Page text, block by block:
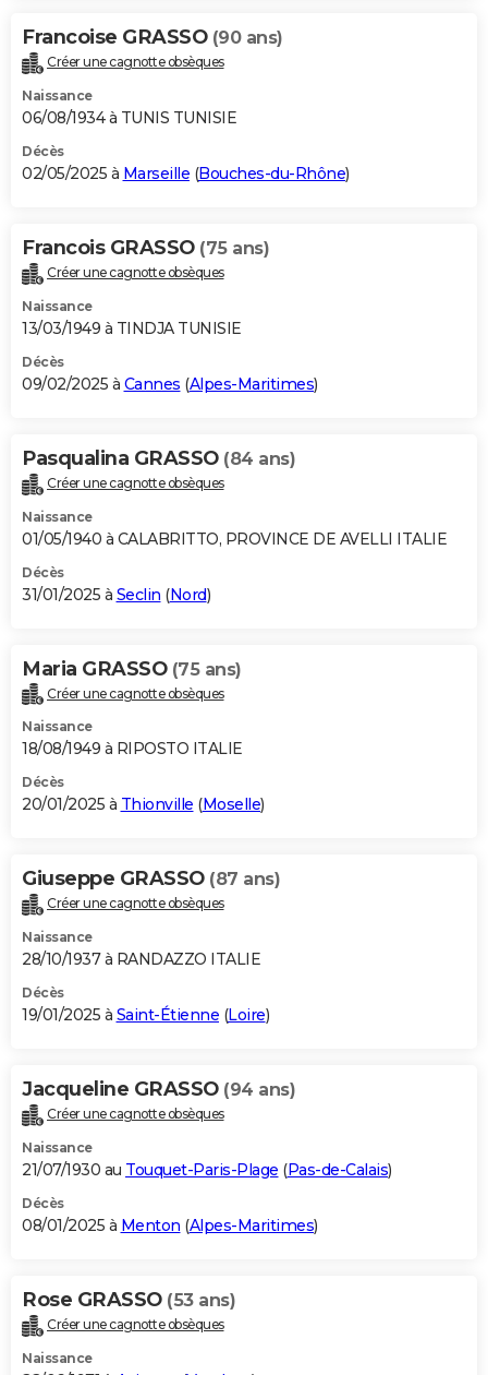
Francoise GRASSO (90 ans)
Créer une cagnotte obsèques
Naissance
06/08/1934 à TUNIS TUNISIE
Décès
02/05/2025 à Marseille (Bouches-du-Rhône)
Francois GRASSO (75 ans)
Créer une cagnotte obsèques
Naissance
13/03/1949 à TINDJA TUNISIE
Décès
09/02/2025 à Cannes (Alpes-Maritimes)
Pasqualina GRASSO (84 ans)
Créer une cagnotte obsèques
Naissance
01/05/1940 à CALABRITTO, PROVINCE DE AVELLI ITALIE
Décès
31/01/2025 à Seclin (Nord)
Maria GRASSO (75 ans)
Créer une cagnotte obsèques
Naissance
18/08/1949 à RIPOSTO ITALIE
Décès
20/01/2025 à Thionville (Moselle)
Giuseppe GRASSO (87 ans)
Créer une cagnotte obsèques
Naissance
28/10/1937 à RANDAZZO ITALIE
Décès
19/01/2025 à Saint-Étienne (Loire)
Jacqueline GRASSO (94 ans)
Créer une cagnotte obsèques
Naissance
21/07/1930 au Touquet-Paris-Plage (Pas-de-Calais)
Décès
08/01/2025 à Menton (Alpes-Maritimes)
Rose GRASSO (53 ans)
Créer une cagnotte obsèques
Naissance